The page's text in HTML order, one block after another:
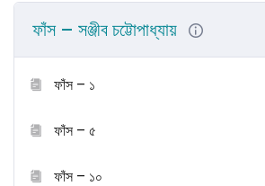
ফাঁস – সঞ্জীব চট্টোপাধ্যায়
ফাঁস – ১
ফাঁস – ৫
ফাঁস – ১০